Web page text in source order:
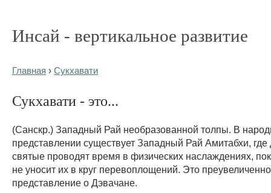
Инсай - вертикальное развитие
Главная › Сукхавати
Сукхавати - это...
(Санскр.) Западный Рай необразованной толпы. В
представлении существует Западный Рай Амитабхи,
святые проводят время в физических наслаждениях,
не уносит их в круг перевоплощений. Это
представление о Дэвачане.